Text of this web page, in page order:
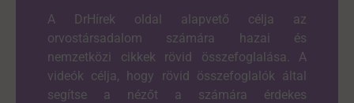
A DrHírek oldal alapvető célja az
orvostársadalom számára hazai és
nemzetközi cikkek rövid összefoglalása. A
videók célja, hogy rövid összefoglalók által
segítse a nézőt a számára érdekes